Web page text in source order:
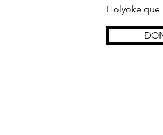
Holyoke que